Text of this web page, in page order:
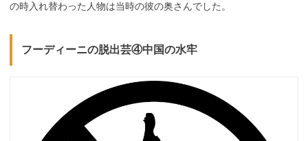
の時入れ替わった人物は当時の彼の奥さんでした。
フーディーニの脱出芸④中国の水牢